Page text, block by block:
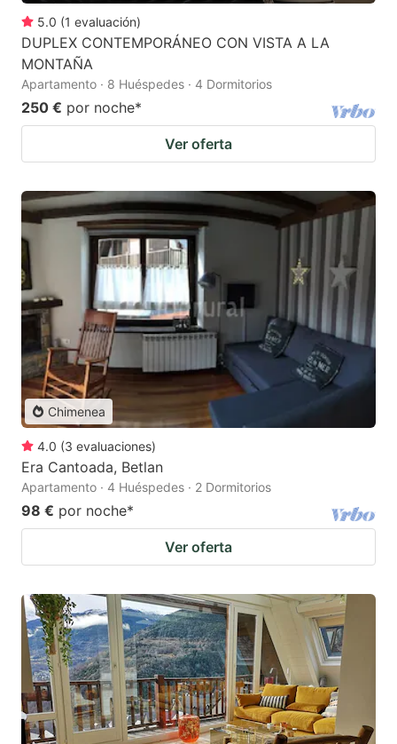
5.0 (1 evaluación)
DUPLEX CONTEMPORÁNEO CON VISTA A LA
MONTAÑA
Apartamento · 8 Huéspedes · 4 Dormitorios
250 € por noche*
Ver oferta
Chimenea
4.0 (3 evaluaciones)
Era Cantoada, Betlan
Apartamento · 4 Huéspedes · 2 Dormitorios
98 € por noche*
Ver oferta